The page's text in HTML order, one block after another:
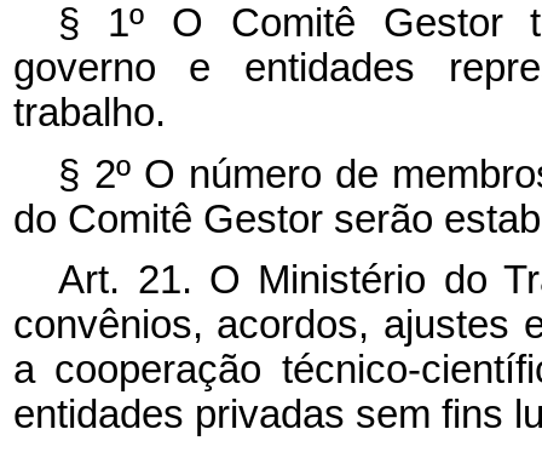
§ 1º O Comitê Gestor
governo e entidades
trabalho.
§ 2º O número de
do Comitê Gestor serão
Art. 21. O Ministério do
convênios, acordos, ajustes
a cooperação técnico-
entidades privadas sem fins